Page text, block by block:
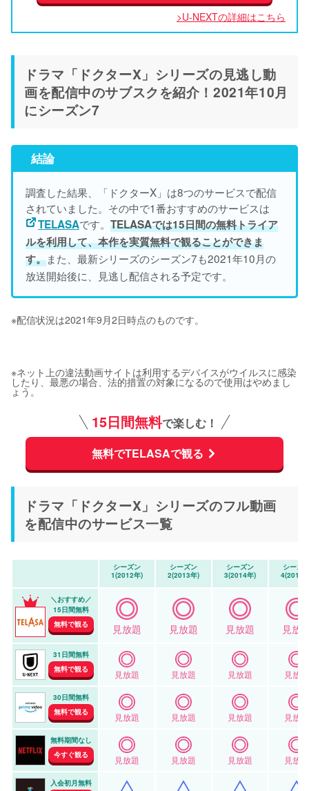
>U-NEXTの詳細はこちら
ドラマ「ドクターX」シリーズの見逃し動
画を配信中のサブスクを紹介！2021年10月
にシーズン7
結論
調査した結果、「ドクターX」は8つのサービスで配信
されていました。その中で1番おすすめのサービスは
TELASAです。 TELASAでは15日間の無料トライア
ルを利用して、本作を実質無料で観ることができま
す。また、最新シリーズのシーズン7も2021年10月の
放送開始後に、見逃し配信される予定です。
※配信状況は2021年9月2日時点のものです。
※ネット上の違法動画サイトは利用するデバイスがウイルスに感染
したり、最悪の場合、法的措置の対象になるので使用はやめまし
ょう。
15日間無料で楽しむ！
無料でTELASAで観る
ドラマ「ドクターX」シリーズのフル動画
を配信中のサービス一覧
シーズン
1(2012年)
シーズン
2(2013年)
シーズン
3(2014年)
シーズ
4(2016
＼おすすめ／
15日間無料
無料で観る
見放題 見放題 見放題 見放
31日間無料
無料で観る
見放題 見放題 見放題 見放題
30日間無料
無料で観る
見放題 見放題 見放題 見放題
無料期間なし
今すぐ観る
見放題 見放題 見放題 見放題
入会初月無料